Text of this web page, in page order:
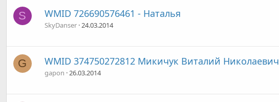
S WMID 726690576461 - Наталья
SkyDanser 24.03.2014
G WMID 374750272812 Микичук Виталий Николаевич
gapon 26.03.2014